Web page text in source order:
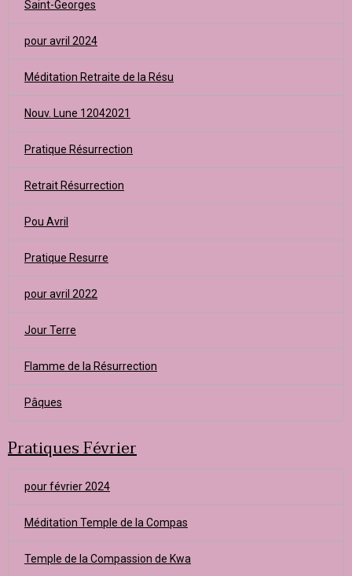
Saint-Georges
pour avril 2024
Méditation Retraite de la Résu
Nouv. Lune 12042021
Pratique Résurrection
Retrait Résurrection
Pou Avril
Pratique Resurre
pour avril 2022
Jour Terre
Flamme de la Résurrection
Pâques
Pratiques Février
pour février 2024
Méditation Temple de la Compas
Temple de la Compassion de Kwa